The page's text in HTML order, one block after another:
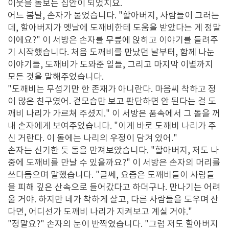
이웃을 돌보는 집안이 되었지요.
어느 봄날, 손자가 물었습니다. "할아버지, 사람들이 그러는
데, 할아버지가 옛날에 도깨비한테 도움을 받았다는 게 정말
이에요?" 이 서방은 손자를 무릎에 앉히고 이야기를 들려주
기 시작했습니다. 처음 도깨비를 만났던 날부터, 함께 나눈
이야기들, 도깨비가 도와준 일들, 그리고 마지막 이별까지
모든 것을 말해주었습니다.
"도깨비는 무섭기만 한 존재가 아니란다. 마음씨 착하고 정
이 많은 친구였어. 겉모습만 보고 판단하면 안 된다는 걸 도
깨비 나리가 가르쳐 주셨지." 이 서방은 품속에서 그 돌을 꺼
내 손자에게 보여주었습니다. "이게 바로 도깨비 나리가 주
신 거란다. 이 돌에는 나리의 우정이 담겨 있어."
손자는 신기한 듯 돌을 만져보았습니다. "할아버지, 저도 나
중에 도깨비를 만날 수 있을까요?" 이 서방은 손자의 머리를
쓰다듬으며 말했습니다. "글쎄, 요즘은 도깨비들이 사람들
을 피해 깊은 산속으로 들어갔다고 하더구나. 만나기는 어려
울 거야. 하지만 네가 착하게 살고, 다른 사람들을 도우며 산
다면, 어디선가 도깨비 나리가 지켜보고 계실 거야."
"정말요?" 손자의 눈이 반짝였습니다. "그럼 저도 할아버지